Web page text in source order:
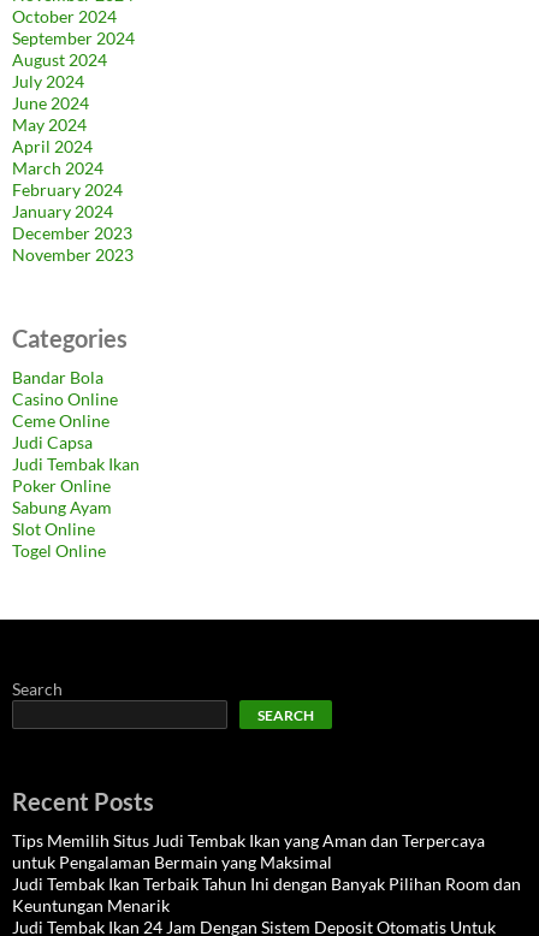
October 2024
September 2024
August 2024
July 2024
June 2024
May 2024
April 2024
March 2024
February 2024
January 2024
December 2023
November 2023
Categories
Bandar Bola
Casino Online
Ceme Online
Judi Capsa
Judi Tembak Ikan
Poker Online
Sabung Ayam
Slot Online
Togel Online
Search
SEARCH
Recent Posts
Tips Memilih Situs Judi Tembak Ikan yang Aman dan Terpercaya
untuk Pengalaman Bermain yang Maksimal
Judi Tembak Ikan Terbaik Tahun Ini dengan Banyak Pilihan Room dan
Keuntungan Menarik
Judi Tembak Ikan 24 Jam Dengan Sistem Deposit Otomatis Untuk